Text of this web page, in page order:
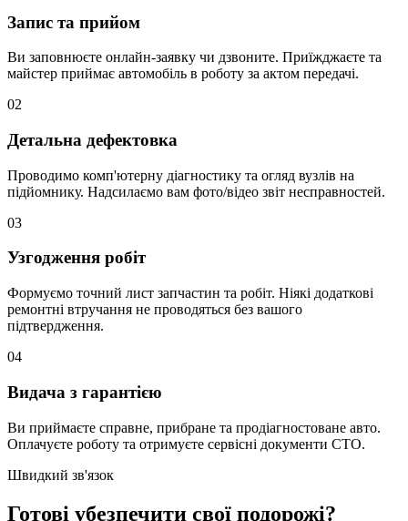
Запис та прийом
Ви заповнюєте онлайн-заявку чи дзвоните. Приїжджаєте та
майстер приймає автомобіль в роботу за актом передачі.
02
Детальна дефектовка
Проводимо комп'ютерну діагностику та огляд вузлів на
підйомнику. Надсилаємо вам фото/відео звіт несправностей.
03
Узгодження робіт
Формуємо точний лист запчастин та робіт. Ніякі додаткові
ремонтні втручання не проводяться без вашого
підтвердження.
04
Видача з гарантією
Ви приймаєте справне, прибране та продіагностоване авто.
Оплачуєте роботу та отримуєте сервісні документи СТО.
Швидкий зв'язок
Готові убезпечити свої подорожі?